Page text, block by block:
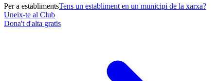
Per a establimentsTens un establiment en un municipi de la xarxa?
Uneix-te al Club
Dona't d'alta gratis